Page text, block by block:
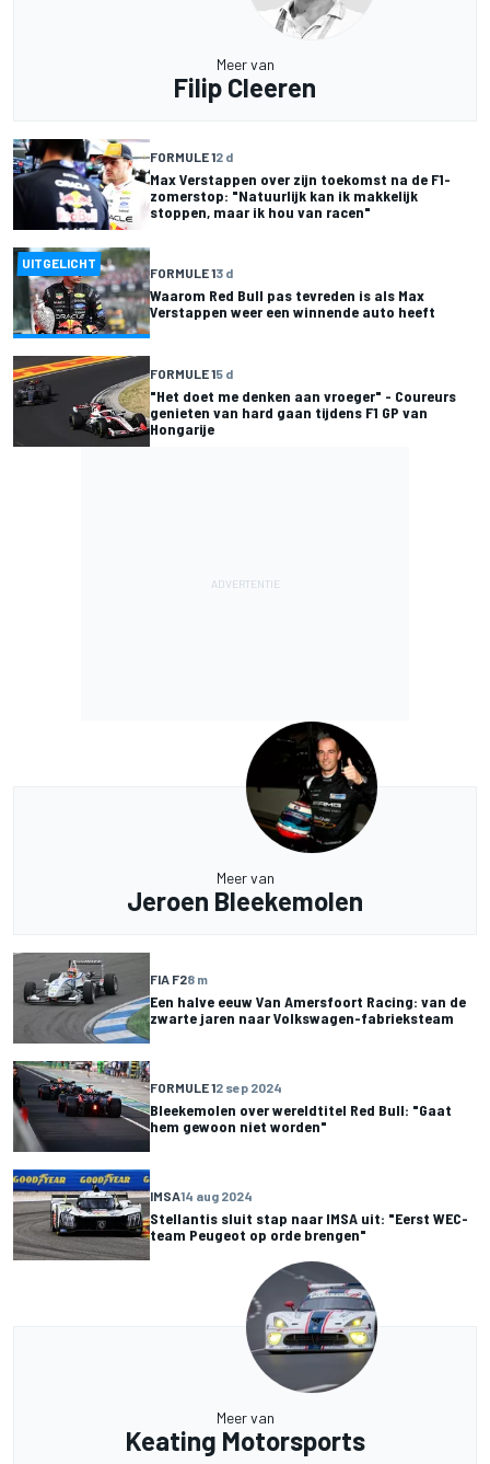
Meer van
Filip Cleeren
FORMULE 12 d
Max Verstappen over zijn toekomst na de F1-
zomerstop: "Natuurlijk kan ik makkelijk
stoppen, maar ik hou van racen"
UITGELICHT
FORMULE 13 d
Waarom Red Bull pas tevreden is als Max
Verstappen weer een winnende auto heeft
FORMULE 15 d
"Het doet me denken aan vroeger" - Coureurs
genieten van hard gaan tijdens F1 GP van
Hongarije
Meer van
Jeroen Bleekemolen
FIA F28 m
Een halve eeuw Van Amersfoort Racing: van de
zwarte jaren naar Volkswagen-fabrieksteam
FORMULE 12 sep 2024
Bleekemolen over wereldtitel Red Bull: "Gaat
hem gewoon niet worden"
IMSA14 aug 2024
Stellantis sluit stap naar IMSA uit: "Eerst WEC-
team Peugeot op orde brengen"
Meer van
Keating Motorsports